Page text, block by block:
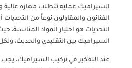
السيراميك عملية تتطلب مهارة عالية
الفنانون والمقاولون نوعاً من التحديات
التحديات هو اختيار المواد المناسبة،
السيراميك بين التقليدي والحديث،
عند التفكير في تركيب السيراميك،